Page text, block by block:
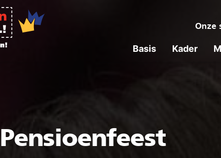
Onze
Basis Kader
Pensioenfeest